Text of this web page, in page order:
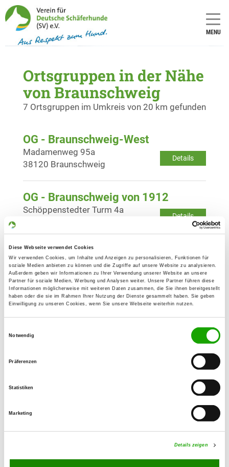
Diese Webseite verwendet Cookies
Wir verwenden Cookies, um Inhalte und Anzeigen zu personalisieren, Funktionen für
soziale Medien anbieten zu können und die Zugriffe auf unsere Website zu analysieren.
Außerdem geben wir Informationen zu Ihrer Verwendung unserer Website an unsere
Partner für soziale Medien, Werbung und Analysen weiter. Unsere Partner führen diese
Informationen möglicherweise mit weiteren Daten zusammen, die Sie ihnen bereitgestellt
haben oder die sie im Rahmen Ihrer Nutzung der Dienste gesammelt haben. Sie geben
Einwilligung zu unseren Cookies, wenn Sie unsere Webseite weiterhin nutzen.
Notwendig
Präferenzen
Statistiken
Marketing
Details zeigen
MENU
Ortsgruppen in der Nähe
von Braunschweig
7 Ortsgruppen im Umkreis von 20 km gefunden
OG - Braunschweig-West
Details
Madamenweg 95a
38120 Braunschweig
OG - Braunschweig von 1912
Details
Schöppenstedter Turm 4a
Schöppenstedt
OG - Lengede e.V.
Details
Schachtweg 8
38268 Lengede
Details
Lehmkuhlenweg 35
OG - Salzgitter-Lebenstedt
Details